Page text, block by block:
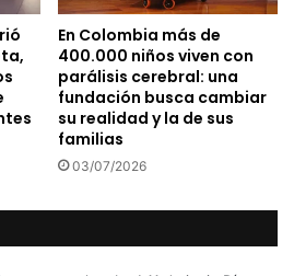
En Colombia más de
400.000 niños viven con
parálisis cerebral: una
fundación busca cambiar
su realidad y la de sus
familias
03/07/2026